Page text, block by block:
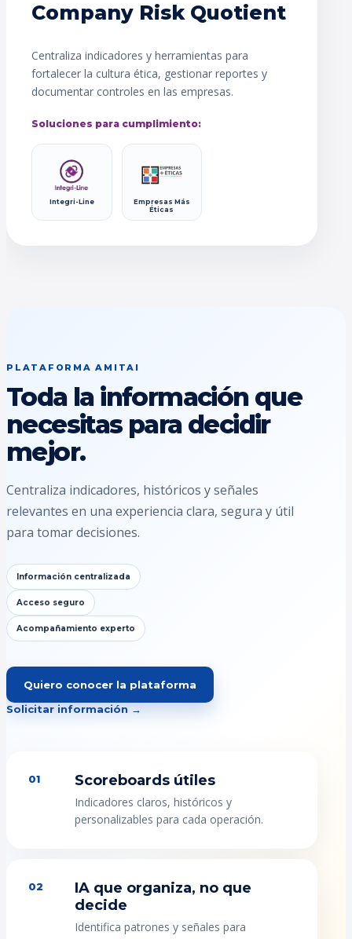
Company Risk Quotient
Centraliza indicadores y herramientas para
fortalecer la cultura ética, gestionar reportes y
documentar controles en las empresas.
Soluciones para cumplimiento:
Integri-Line
Empresas Más
Éticas
PLATAFORMA AMITAI
Toda la información que
necesitas para decidir
mejor.
Centraliza indicadores, históricos y señales
relevantes en una experiencia clara, segura y útil
para tomar decisiones.
Información centralizada
Acceso seguro
Acompañamiento experto
Quiero conocer la plataforma
Solicitar información →
01 Scoreboards útiles
Indicadores claros, históricos y
personalizables para cada operación.
02
IA que organiza, no que
decide
Identifica patrones y señales para